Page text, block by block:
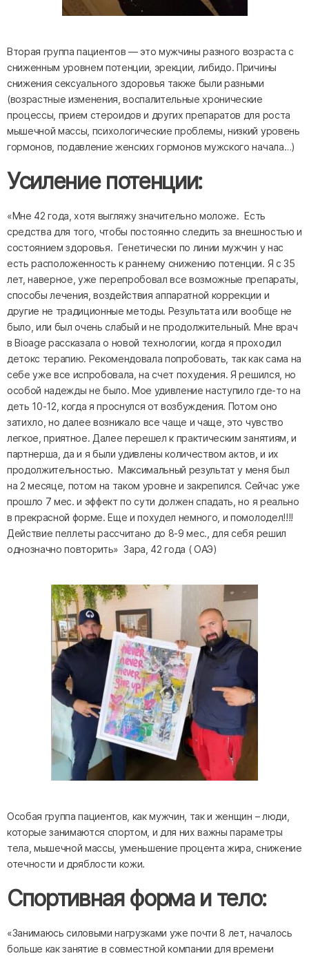
Вторая группа пациентов — это мужчины разного возраста с
сниженным уровнем потенции, эрекции, либидо. Причины
снижения сексуального здоровья также были разными
(возрастные изменения, воспалительные хронические
процессы, прием стероидов и других препаратов для роста
мышечной массы, психологические проблемы, низкий уровень
гормонов, подавление женских гормонов мужского начала…)
Усиление потенции:
«Мне 42 года, хотя выгляжу значительно моложе. Есть
средства для того, чтобы постоянно следить за внешностью и
состоянием здоровья. Генетически по линии мужчин у нас
есть расположенность к раннему снижению потенции. Я с 35
лет, наверное, уже перепробовал все возможные препараты,
способы лечения, воздействия аппаратной коррекции и
другие не традиционные методы. Результата или вообще не
было, или был очень слабый и не продолжительный. Мне врач
в Bioage рассказала о новой технологии, когда я проходил
детокс терапию. Рекомендовала попробовать, так как сама на
себе уже все испробовала, на счет похудения. Я решился, но
особой надежды не было. Мое удивление наступило где-то на
деть 10-12, когда я проснулся от возбуждения. Потом оно
затихло, но далее возникало все чаще и чаще, это чувство
легкое, приятное. Далее перешел к практическим занятиям, и
партнерша, да и я были удивлены количеством актов, и их
продолжительностью. Максимальный результат у меня был
на 2 месяце, потом на таком уровне и закрепился. Сейчас уже
прошло 7 мес. и эффект по сути должен спадать, но я реально
в прекрасной форме. Еще и похудел немного, и помолодел!!!!
Действие пеллеты рассчитано до 8-9 мес., для себя решил
однозначно повторить» Зара, 42 года ( ОАЭ)
Особая группа пациентов, как мужчин, так и женщин – люди,
которые занимаются спортом, и для них важны параметры
тела, мышечной массы, уменьшение процента жира, снижение
отечности и дряблости кожи.
Спортивная форма и тело:
«Занимаюсь силовыми нагрузками уже почти 8 лет, началось
больше как занятие в совместной компании для времени